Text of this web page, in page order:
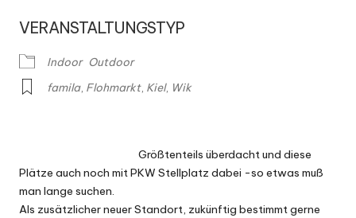
k
e
VERANSTALTUNGSTYP
Indoor Outdoor
famila, Flohmarkt, Kiel, Wik
Größtenteils überdacht und diese
Plätze auch noch mit PKW Stellplatz dabei -so etwas muß
man lange suchen.
Als zusätzlicher neuer Standort, zukünftig bestimmt gerne